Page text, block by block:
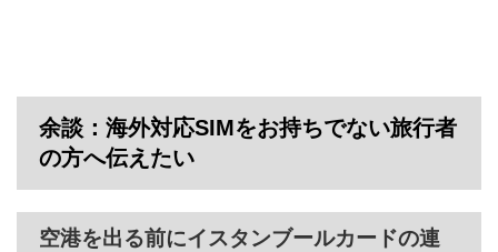
余談：海外対応SIMをお持ちでない旅行者
の方へ伝えたい
空港を出る前にイスタンブールカードの連